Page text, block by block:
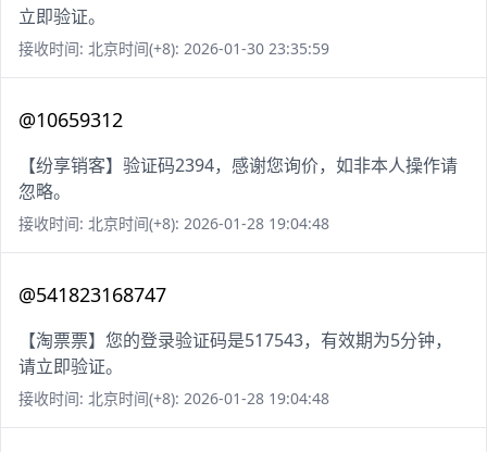
立即验证。
接收时间: 北京时间(+8): 2026-01-30 23:35:59
@10659312
【纷享销客】验证码2394，感谢您询价，如非本人操作请
忽略。
接收时间: 北京时间(+8): 2026-01-28 19:04:48
@541823168747
【淘票票】您的登录验证码是517543，有效期为5分钟，
请立即验证。
接收时间: 北京时间(+8): 2026-01-28 19:04:48